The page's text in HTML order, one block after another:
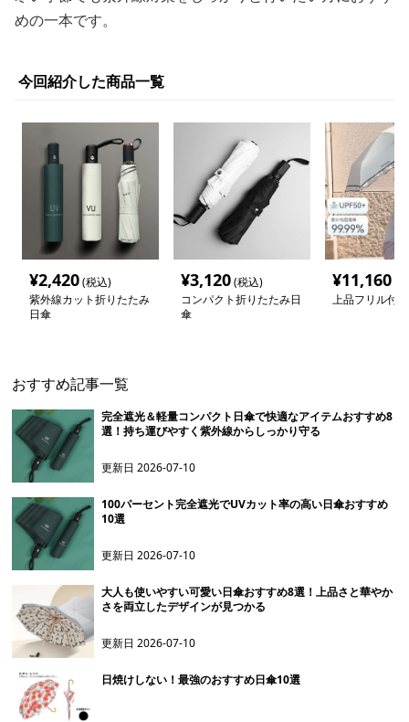
めの一本です。
今回紹介した商品一覧
¥2,420(税込)
紫外線カット折りたたみ
日傘
¥3,120(税込)
コンパクト折りたたみ日
傘
¥11,160
上品フリル付
おすすめ記事一覧
完全遮光＆軽量コンパクト日傘で快適なアイテムおすすめ8
選！持ち運びやすく紫外線からしっかり守る
更新日2026-07-10
100パーセント完全遮光でUVカット率の高い日傘おすすめ
10選
更新日2026-07-10
大人も使いやすい可愛い日傘おすすめ8選！上品さと華やか
さを両立したデザインが見つかる
更新日2026-07-10
日焼けしない！最強のおすすめ日傘10選